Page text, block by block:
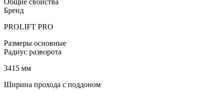
Бренд
PROLIFT PRO
Размеры основные
Радиус разворота
3415 мм
Ширина прохода с поддоном